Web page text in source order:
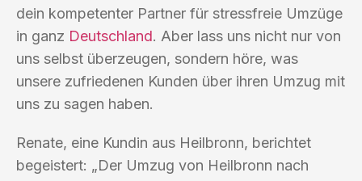
dein kompetenter Partner für stressfreie Umzüge
in ganz Deutschland. Aber lass uns nicht nur von
uns selbst überzeugen, sondern höre, was
unsere zufriedenen Kunden über ihren Umzug mit
uns zu sagen haben.
Renate, eine Kundin aus Heilbronn, berichtet
begeistert: „Der Umzug von Heilbronn nach